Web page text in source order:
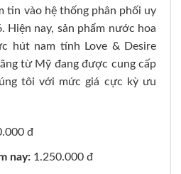
tin vào hệ thống phân phối uy
Hiện nay, sản phẩm nước hoa
hút nam tính Love & Desire
từ Mỹ đang được cung cấp
tôi với mức giá cực kỳ ưu
đ
nay:1.250.000 đ